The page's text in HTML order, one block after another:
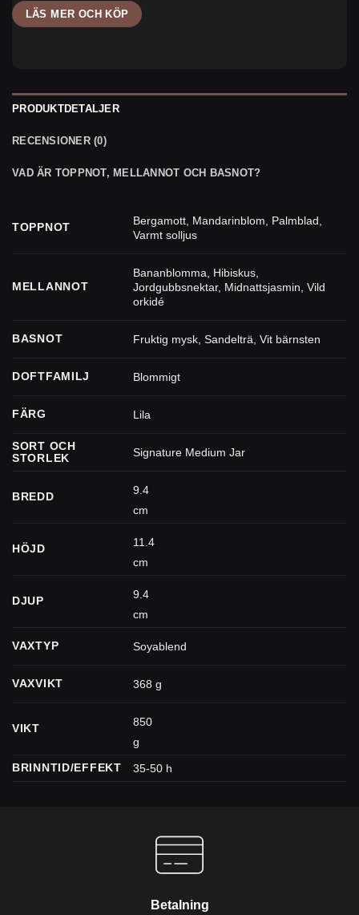
PRODUKTDETALJER
RECENSIONER (0)
VAD ÄR TOPPNOT, MELLANNOT OCH BASNOT?
TOPPNOT Bergamott, Mandarinblom, Palmblad,
Varmt solljus
MELLANNOT
Bananblomma, Hibiskus,
Jordgubbsnektar, Midnattsjasmin,Vild
orkidé
BASNOT Fruktig mysk,Sandelträ,Vit bärnsten
DOFTFAMILJ Blommigt
FÄRG Lila
SORT OCH
STORLEK
Signature Medium Jar
BREDD
9.4
cm
HÖJD
11.4
cm
DJUP
9.4
cm
VAXTYP Soyablend
VAXVIKT 368 g
VIKT
850
g
BRINNTID/EFFEKT
35-50 h
LÄS MER OCH KÖP
Betalning